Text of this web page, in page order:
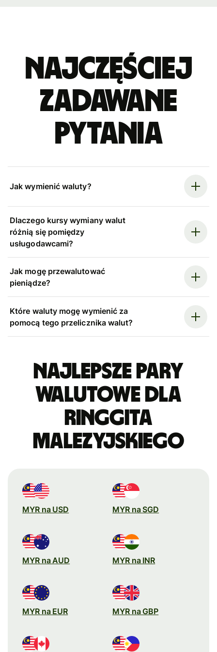
Najczęściej
zadawane
pytania
Jak wymienić waluty?
Dlaczego kursy wymiany walut
różnią się pomiędzy
usługodawcami?
Jak mogę przewalutować
pieniądze?
Które waluty mogę wymienić za
pomocą tego przelicznika walut?
Najlepsze pary
walutowe dla
ringgita
malezyjskiego
MYR na USD MYR na SGD
MYR na AUD MYR na INR
MYR na EUR MYR na GBP